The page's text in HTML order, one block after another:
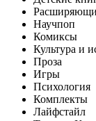
Научпоп
Комиксы
Культура и
Проза
Игры
Психология
Комплекты
Лайфстайл